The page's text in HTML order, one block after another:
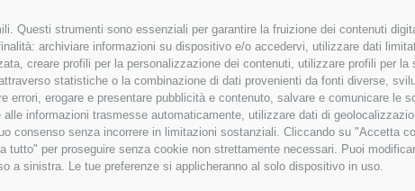
Questi strumenti sono essenziali per garantire la fruizione dei contenuti
archiviare informazioni su dispositivo e/o accedervi, utilizzare dati
creare profili per la personalizzazione dei contenuti, utilizzare profili per
statistiche o la combinazione di dati provenienti da fonti diverse,
errori, erogare e presentare pubblicità e contenuto, salvare e comunicare le
informazioni trasmesse automaticamente, utilizzare dati di
consenso senza incorrere in limitazioni sostanziali. Cliccando su "Accetta
per proseguire senza cookie non strettamente necessari. Puoi
a sinistra. Le tue preferenze si applicheranno al solo dispositivo in uso.
26 Giugno 2022 |Sorrento